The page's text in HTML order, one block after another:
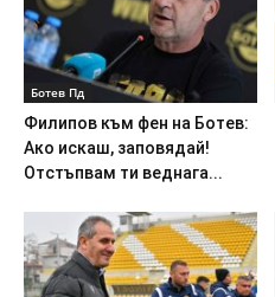
Ботев Пд
Филипов към фен на Ботев:
Ако искаш, заповядай!
Отстъпвам ти веднага...